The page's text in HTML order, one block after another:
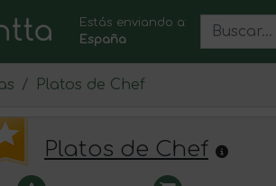
Estás enviando a:
España
Platos de Chef
Platos de Chef